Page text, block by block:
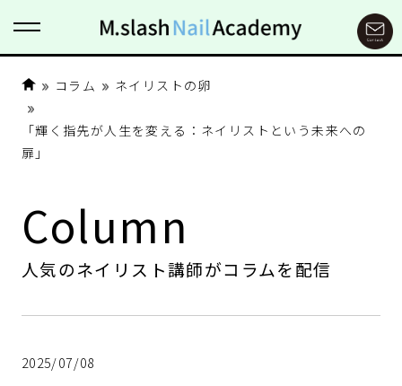
コラム ネイリストの卵
「輝く指先が人生を変える：ネイリストという未来への
扉」
Column
人気のネイリスト講師がコラムを配信
2025/07/08